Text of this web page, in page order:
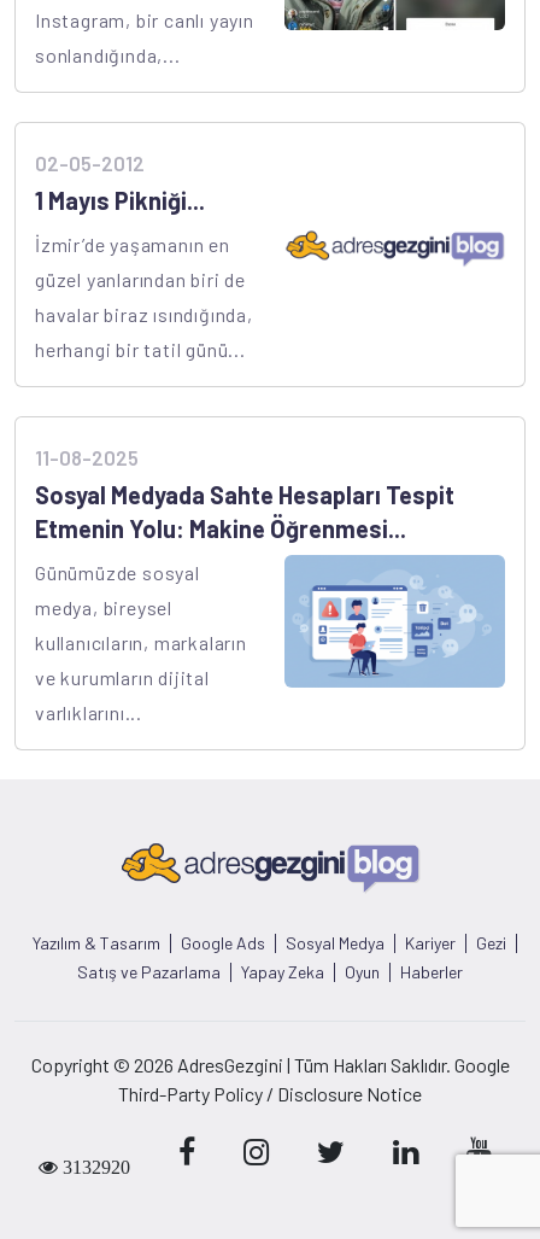
Instagram, bir canlı yayın
sonlandığında,...
02-05-2012
1 Mayıs Pikniği...
İzmir’de yaşamanın en
güzel yanlarından biri de
havalar biraz ısındığında,
herhangi bir tatil günü...
11-08-2025
Sosyal Medyada Sahte Hesapları Tespit
Etmenin Yolu: Makine Öğrenmesi...
Günümüzde sosyal
medya, bireysel
kullanıcıların, markaların
ve kurumların dijital
varlıklarını...
Yazılım & Tasarım Google Ads Sosyal Medya Kariyer
Gezi
Satış ve Pazarlama
Yapay Zeka Oyun Haberler
Copyright © 2026 AdresGezgini | Tüm Hakları Saklıdır. Google
Third-Party Policy / Disclosure Notice
3132920